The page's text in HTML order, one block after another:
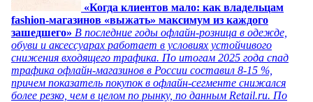
«Когда клиентов мало: как владельцам
fashion-магазинов «выжать» максимум из каждого
зашедшего» В последние годы офлайн-розница в одежде,
обуви и аксессуарах работает в условиях устойчивого
снижения входящего трафика. По итогам 2025 года спад
трафика офлайн-магазинов в России составил 8-15 %,
причем показатель покупок в офлайн-сегменте снижался
более резко, чем в целом по рынку, по данным Retail.ru. По